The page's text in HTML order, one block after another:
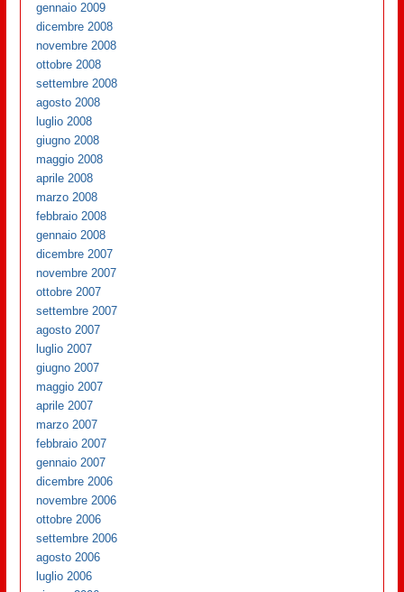
gennaio 2009
dicembre 2008
novembre 2008
ottobre 2008
settembre 2008
agosto 2008
luglio 2008
giugno 2008
maggio 2008
aprile 2008
marzo 2008
febbraio 2008
gennaio 2008
dicembre 2007
novembre 2007
ottobre 2007
settembre 2007
agosto 2007
luglio 2007
giugno 2007
maggio 2007
aprile 2007
marzo 2007
febbraio 2007
gennaio 2007
dicembre 2006
novembre 2006
ottobre 2006
settembre 2006
agosto 2006
luglio 2006